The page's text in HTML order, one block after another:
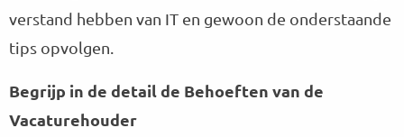
verstand hebben van IT en gewoon de onderstaande
tips opvolgen.
Begrijp in de detail de Behoeften van de
Vacaturehouder